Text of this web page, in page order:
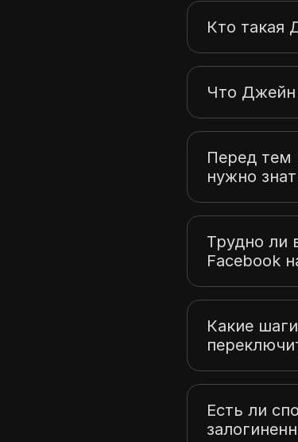
Кто такая
Что Джейн
Перед тем
нужно
Трудно ли
Facebook
Какие
Есть ли